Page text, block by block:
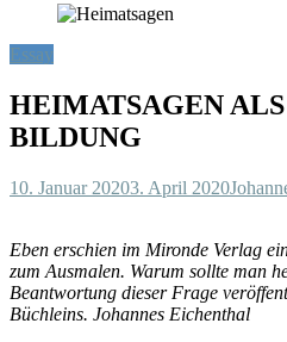
Essay
HEIMATSAGEN
BILDUNG
10. Januar 20203. April 2020
Eben erschien im Mironde Verlag
zum Ausmalen. Warum sollte man
Beantwortung dieser Frage
Büchleins. Johannes Eichenthal